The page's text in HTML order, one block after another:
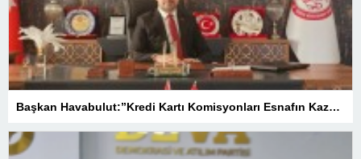
Başkan Havabulut:”Kredi Kartı Komisyonları Esnafın Kazancını Eritiyor”